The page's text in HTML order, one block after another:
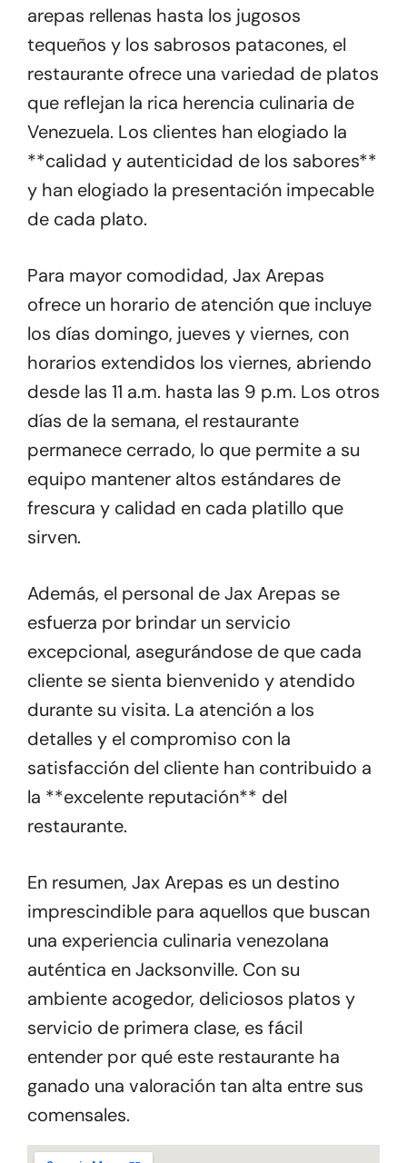
arepas rellenas hasta los jugosos
tequeños y los sabrosos patacones, el
restaurante ofrece una variedad de platos
que reflejan la rica herencia culinaria de
Venezuela. Los clientes han elogiado la
**calidad y autenticidad de los sabores**
y han elogiado la presentación impecable
de cada plato.
Para mayor comodidad, Jax Arepas
ofrece un horario de atención que incluye
los días domingo, jueves y viernes, con
horarios extendidos los viernes, abriendo
desde las 11 a.m. hasta las 9 p.m. Los otros
días de la semana, el restaurante
permanece cerrado, lo que permite a su
equipo mantener altos estándares de
frescura y calidad en cada platillo que
sirven.
Además, el personal de Jax Arepas se
esfuerza por brindar un servicio
excepcional, asegurándose de que cada
cliente se sienta bienvenido y atendido
durante su visita. La atención a los
detalles y el compromiso con la
satisfacción del cliente han contribuido a
la **excelente reputación** del
restaurante.
En resumen, Jax Arepas es un destino
imprescindible para aquellos que buscan
una experiencia culinaria venezolana
auténtica en Jacksonville. Con su
ambiente acogedor, deliciosos platos y
servicio de primera clase, es fácil
entender por qué este restaurante ha
ganado una valoración tan alta entre sus
comensales.